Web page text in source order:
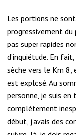
Les portions ne
progressivement du
pas super rapides
d’inquiétude. En
sèche vers le Km 8,
est explosé. Au
personne, je suis
complètement
début, j’avais des